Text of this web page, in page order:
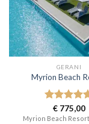
GERANI
Myrion Beach
5uit 5
€775,00
Myrion Beach